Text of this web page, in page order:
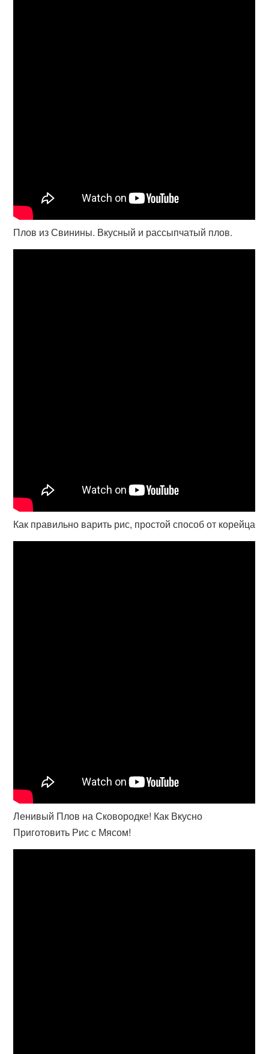
Плов из Свинины. Вкусный и рассыпчатый плов.
Как правильно варить рис, простой способ от корейца
Ленивый Плов на Сковородке! Как Вкусно
Приготовить Рис с Мясом!